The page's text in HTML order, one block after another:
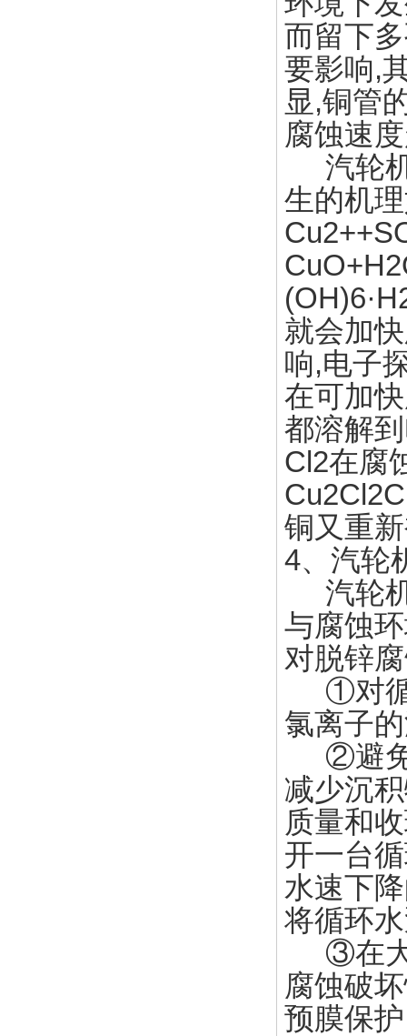
而留下
要影响,
显,铜管
腐蚀速
汽轮
生的机
就会加
响,电子
在可加
都溶解
Cl2在腐
铜又重
4、汽轮
汽轮
与腐蚀
对脱锌
①对循
氯离子
②避免
减少沉
质量和
开一台
水速下
将循环
③在大
腐蚀破
预膜保